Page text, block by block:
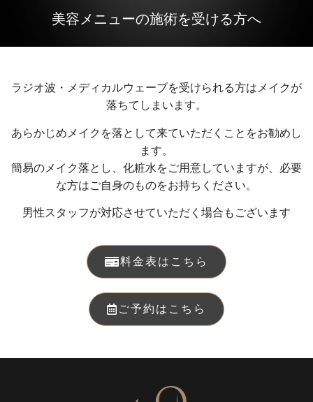
美容メニューの施術を受ける方へ
ラジオ波・メディカルウェーブを受けられる方はメイクが
落ちてしまいます。
あらかじめメイクを落として来ていただくことをお勧めし
ます。
簡易のメイク落とし、化粧水をご用意していますが、必要
な方はご自身のものをお持ちください。
男性スタッフが対応させていただく場合もございます
料金表はこちら
ご予約はこちら